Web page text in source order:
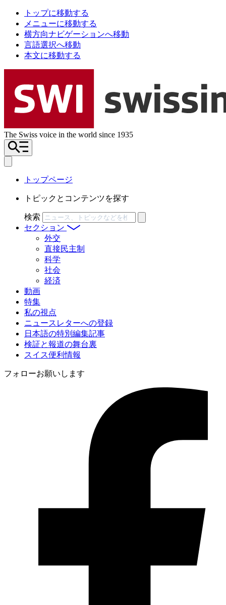
トップに移動する
メニューに移動する
横方向ナビゲーションへ移動
言語選択へ移動
本文に移動する
The Swiss voice in the world since 1935
トップページ
トピックとコンテンツを探す
検索
セクション
外交
直接民主制
科学
社会
経済
動画
特集
私の視点
ニュースレターへの登録
日本語の特別編集記事
検証と報道の舞台裏
スイス便利情報
フォローお願いします